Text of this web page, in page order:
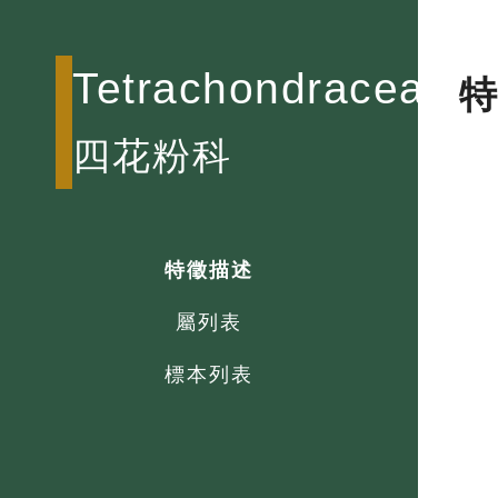
Tetrachondraceae
四花粉科
特徵描述
屬列表
標本列表